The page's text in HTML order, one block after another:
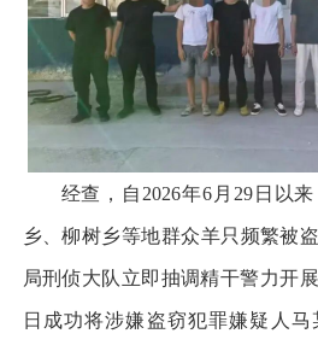
经查，自2026年6月29日以
乡、柳树乡等地群众羊只频繁被
局刑侦大队立即抽调精干警力开
日成功将涉嫌盗窃犯罪嫌疑人